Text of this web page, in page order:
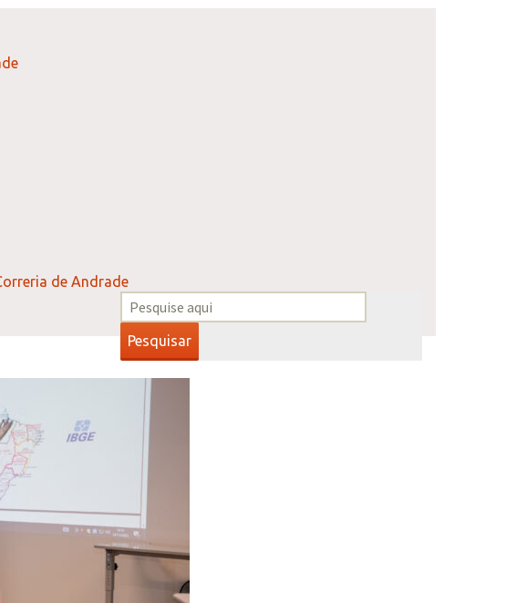
de Andrade
Pesquisar